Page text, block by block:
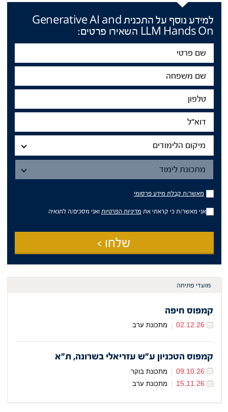
למידע נוסף על התכנית Generative AI and
LLM Hands On השאירו פרטים:
שם
פרטי
שם
משפחה
טלפון
דוא"ל
מיקום
הלימודים
מיקום הלימודים
מתכונת
לימוד
מתכונת לימוד
מאשר/ת
קבלת
פרסומי
מאשר/ת קבלת מידע פרסומי
אני מאשר/ת כי קראתי את מדיניות הפרטיות ואני מסכים/ה לתנאיה
שלחו >
מועדי פתיחה
קמפוס חיפה
02.12.26 מתכונת ערב
קמפוס הטכניון ע"ש עזריאלי בשרונה, ת"א
09.10.26
| מתכונת בוקר
15.11.26 מתכונת ערב